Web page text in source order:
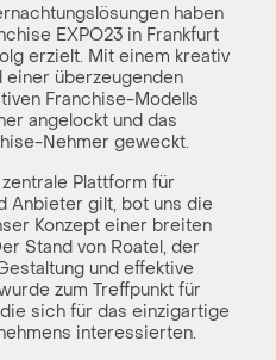
haben
EXPO23 in Frankfurt
erzielt. Mit einem kreativ
überzeugenden
Franchise-Modells
angelockt und das
Nehmer geweckt.
Plattform für
Anbieter gilt, bot uns die
Konzept einer breiten
Stand von Roatel, der
und effektive
zum Treffpunkt für
sich für das einzigartige
interessierten.